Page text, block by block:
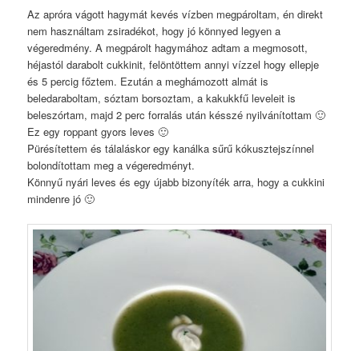
Az apróra vágott hagymát kevés vízben megpároltam, én direkt
nem használtam zsiradékot, hogy jó könnyed legyen a
végeredmény. A megpárolt hagymához adtam a megmosott,
héjastól darabolt cukkinit, felöntöttem annyi vízzel hogy ellepje
és 5 percig főztem. Ezután a meghámozott almát is
beledaraboltam, sóztam borsoztam, a kakukkfű leveleit is
beleszórtam, majd 2 perc forralás után késszé nyilvánítottam 🙂
Ez egy roppant gyors leves 🙂
Pürésítettem és tálaláskor egy kanálka sűrű kókusztejszínnel
bolondítottam meg a végeredményt.
Könnyű nyári leves és egy újabb bizonyíték arra, hogy a cukkini
mindenre jó 🙂